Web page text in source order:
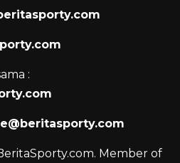
:
Member of